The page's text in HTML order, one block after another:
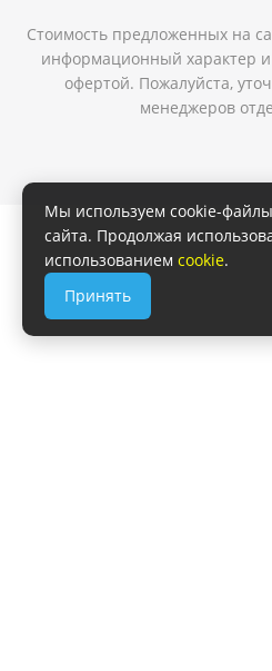
Стоимость предложенных на
информационный характер
офертой. Пожалуйста,
менеджеров
Мы используем cookie-
сайта. Продолжая
использованием cookie.
Принять